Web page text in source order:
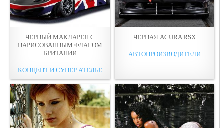
ЧЕРНЫЙ МАКЛАРЕН С
НАРИСОВАННЫМ ФЛАГОМ
БРИТАНИИ
КОНЦЕПТ И СУПЕР АТЕЛЬЕ
ЧЕРНАЯ ACURA RSX
АВТОПРОИЗВОДИТЕЛИ